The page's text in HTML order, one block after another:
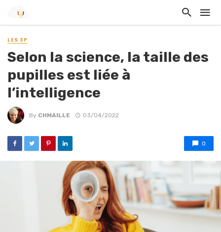
LES 3P
Selon la science, la taille des
pupilles est liée à
l’intelligence
By CHMAILLE 03/04/2022
0